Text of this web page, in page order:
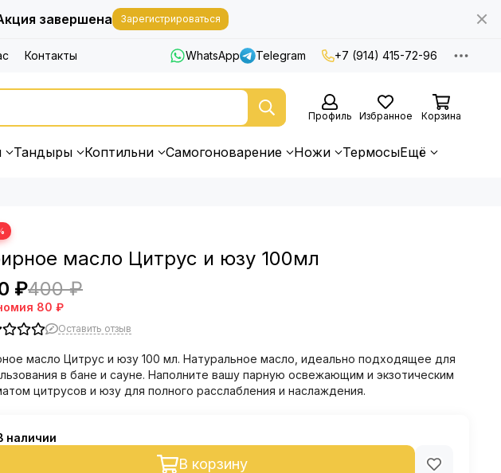
завершена Зарегистрироваться
Контакты WhatsApp Telegram +7 (914) 415-72-96
Профиль Избранное Корзина
Тандыры Коптильни Самогоноварение Ножи ТермосыЕщё
масло Цитрус и юзу 100мл
₽400 ₽
80 ₽
Оставить отзыв
масло Цитрус и юзу 100 мл. Натуральное масло, идеально подходящее для
в бане и сауне. Наполните вашу парную освежающим и экзотическим
цитрусов и юзу для полного расслабления и наслаждения.
наличии
В корзину